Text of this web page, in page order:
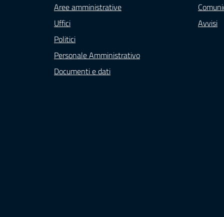
Aree amministrative
Uffici
Politici
Personale Amministrativo
Documenti e dati
Avvisi